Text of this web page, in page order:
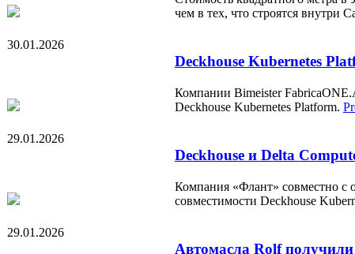
чем в тех, что строятся внутри
30.01.2026
Deckhouse Kubernetes
Компании Bimeister
Deckhouse Kubernetes Platform.
29.01.2026
Deckhouse и Delta
Компания «Флант» совместно с
совместимости Deckhouse
29.01.2026
Автомасла Rolf получили